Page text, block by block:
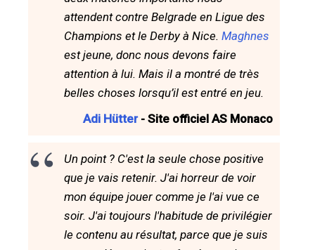
attendent contre Belgrade en Ligue des
Champions et le Derby à Nice. Maghnes
est jeune, donc nous devons faire
attention à lui. Mais il a montré de très
belles choses lorsqu’il est entré en jeu.
Adi Hütter- Site officiel AS Monaco
Un point ? C'est la seule chose positive
que je vais retenir. J'ai horreur de voir
mon équipe jouer comme je l'ai vue ce
soir. J'ai toujours l'habitude de privilégier
le contenu au résultat, parce que je suis